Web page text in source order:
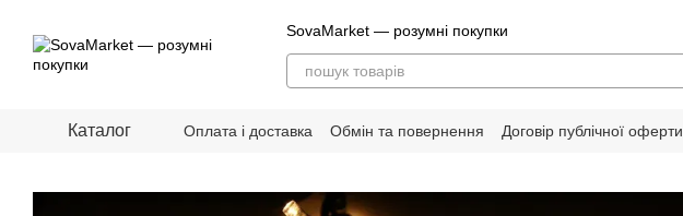
SovaMarket — розумні покупки
Каталог Оплата і доставка Обмін та повернення Договір публічної оферти